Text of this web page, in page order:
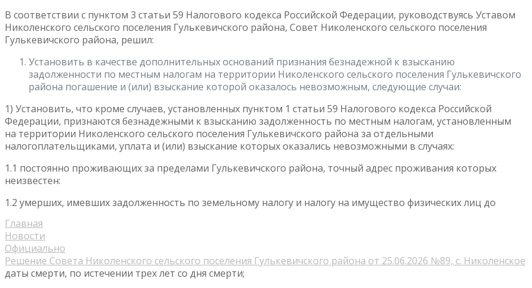
Главная
Новости
Официально
Решение Совета Николенского сельского поселения Гулькевичского района от 25.06.2026 №89, с. Николенское
В соответствии с пунктом 3 статьи 59 Налогового кодекса Российской Федерации, руководствуясь Уставом
Николенского сельского поселения Гулькевичского района, Совет Николенского сельского поселения
Гулькевичского района, решил:
Установить в качестве дополнительных оснований признания безнадежной к взысканию
задолженности по местным налогам на территории Николенского сельского поселения Гулькевичского
района погашение и (или) взыскание которой оказалось невозможным, следующие случаи:
1) Установить, что кроме случаев, установленных пунктом 1 статьи 59 Налогового кодекса Российской
Федерации, признаются безнадежными к взысканию задолженность по местным налогам, установленным
на территории Николенского сельского поселения Гулькевичского района за отдельными
налогоплательщиками, уплата и (или) взыскание которых оказались невозможными в случаях:
1.1 постоянно проживающих за пределами Гулькевичского района, точный адрес проживания которых
неизвестен:
1.2 умерших, имевших задолженность по земельному налогу и налогу на имущество физических лиц до
даты смерти, по истечении трех лет со дня смерти;